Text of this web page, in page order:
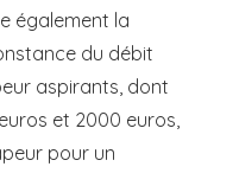
également la
du débit
aspirants, dont
et 2000 euros,
pour un